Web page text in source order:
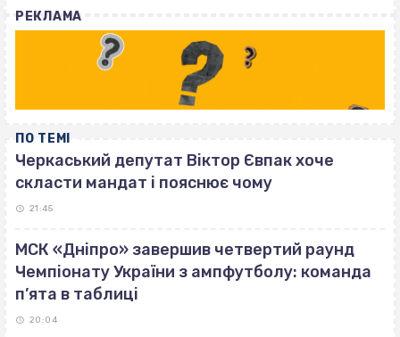
РЕКЛАМА
ПО ТЕМІ
Черкаський депутат Віктор Євпак хоче
скласти мандат і пояснює чому
21:45
МСК «Дніпро» завершив четвертий раунд
Чемпіонату України з ампфутболу: команда
п’ята в таблиці
20:04